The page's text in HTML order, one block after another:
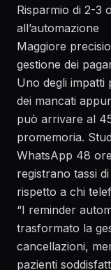
Risparmio di 2-3
all’automazione
Maggiore
gestione dei
Uno degli impatti
dei mancati
può arrivare al
promemoria.
WhatsApp 48
registrano tassi
rispetto a chi
“I reminder
trasformato la
cancellazioni,
pazienti